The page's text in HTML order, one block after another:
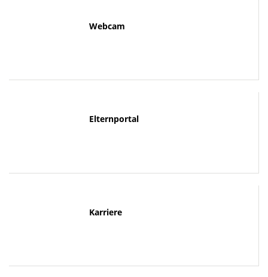
Webcam
Elternportal
Karriere